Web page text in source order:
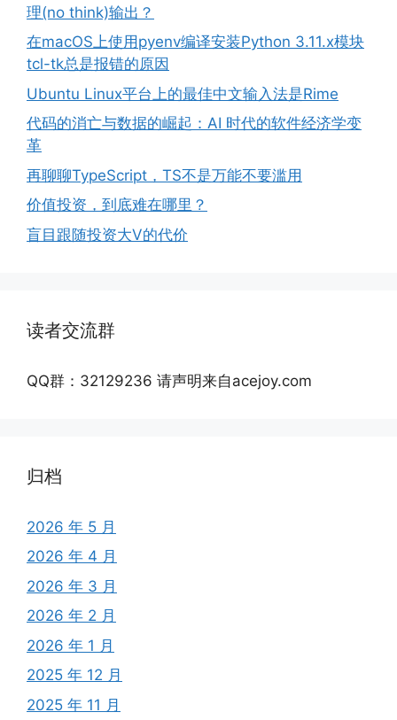
理(no think)输出？
在macOS上使用pyenv编译安装Python 3.11.x模块
tcl-tk总是报错的原因
Ubuntu Linux平台上的最佳中文输入法是Rime
代码的消亡与数据的崛起：AI 时代的软件经济学变
革
再聊聊TypeScript，TS不是万能不要滥用
价值投资，到底难在哪里？
盲目跟随投资大V的代价
读者交流群
QQ群：32129236 请声明来自acejoy.com
归档
2026 年 5 月
2026 年 4 月
2026 年 3 月
2026 年 2 月
2026 年 1 月
2025 年 12 月
2025 年 11 月